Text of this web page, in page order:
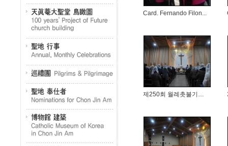
Card. Fernando Filon...
제250회 월례촛불기도회